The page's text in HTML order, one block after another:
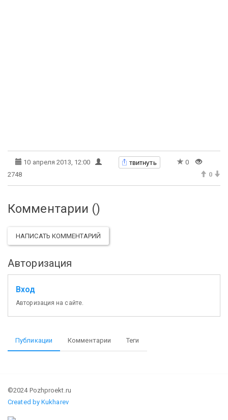
10 апреля 2013, 12:00 твитнуть
0
2748
0
Комментарии ()
НАПИСАТЬ КОММЕНТАРИЙ
Авторизация
Вход
Авторизация на сайте.
Публикации Комментарии Теги
©2024 Pozhproekt.ru
Created by Kukharev